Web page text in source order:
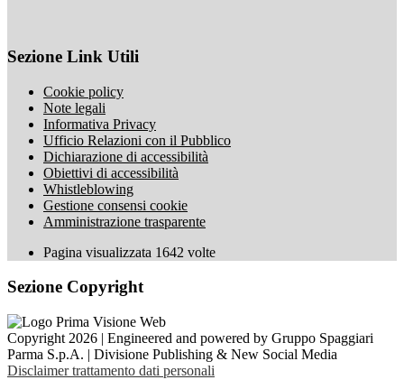
Sezione Link Utili
Cookie policy
Note legali
Informativa Privacy
Ufficio Relazioni con il Pubblico
Dichiarazione di accessibilità
Obiettivi di accessibilità
Whistleblowing
Gestione consensi cookie
Amministrazione trasparente
Pagina visualizzata 1642 volte
Sezione Copyright
Copyright 2026 | Engineered and powered by Gruppo Spaggiari
Parma S.p.A. | Divisione Publishing & New Social Media
Disclaimer trattamento dati personali